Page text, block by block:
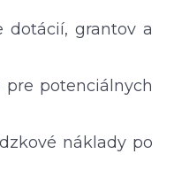
dotácií, grantov a
potenciálnych
náklady po